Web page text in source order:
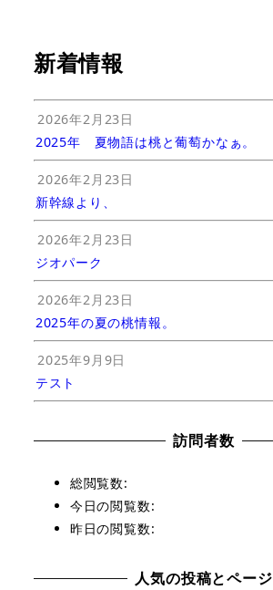
新着情報
2026年2月23日
2025年 夏物語は桃と葡萄かなぁ。
2026年2月23日
新幹線より、
2026年2月23日
ジオパーク
2026年2月23日
2025年の夏の桃情報。
2025年9月9日
テスト
訪問者数
総閲覧数:
今日の閲覧数:
昨日の閲覧数:
人気の投稿とページ